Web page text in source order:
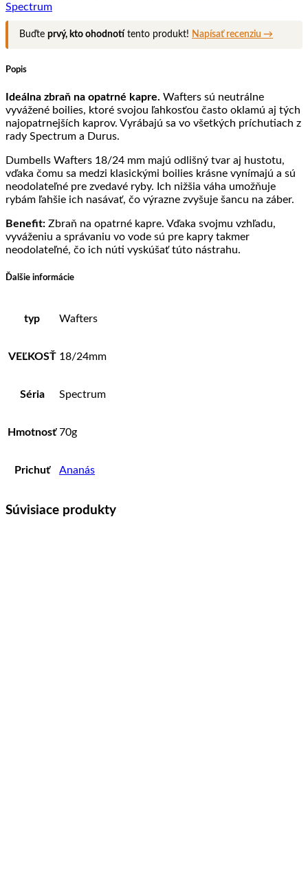
Spectrum
Buďte prvý, kto ohodnotí tento produkt! Napísať recenziu →
Popis
Ideálna zbraň na opatrné kapre. Wafters sú neutrálne
vyvážené boilies, ktoré svojou ľahkosťou často oklamú aj tých
najopatrnejších kaprov. Vyrábajú sa vo všetkých príchutiach z
rady Spectrum a Durus.
Dumbells Wafters 18/24 mm majú odlišný tvar aj hustotu,
vďaka čomu sa medzi klasickými boilies krásne vynímajú a sú
neodolateľné pre zvedavé ryby. Ich nižšia váha umožňuje
rybám ľahšie ich nasávať, čo výrazne zvyšuje šancu na záber.
Benefit: Zbraň na opatrné kapre. Vďaka svojmu vzhľadu,
vyváženiu a správaniu vo vode sú pre kapry takmer
neodolateľné, čo ich núti vyskúšať túto nástrahu.
Ďalšie informácie
typ Wafters
VEĽKOSŤ 18/24mm
Séria Spectrum
Hmotnosť 70g
Prichuť Ananás
Súvisiace produkty